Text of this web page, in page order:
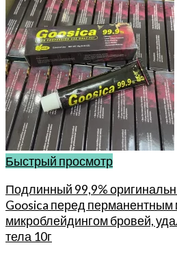
Быстрый просмотр
Подлинный 99,9%
Goosica перед
микроблейдингом бровей,
тела 10г